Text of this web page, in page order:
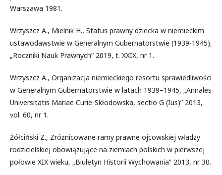
Warszawa 1981.
Wrzyszcz A., Mielnik H., Status prawny dziecka w niemieckim
ustawodawstwie w Generalnym Gubernatorstwie (1939-1945),
„Roczniki Nauk Prawnych” 2019, t. XXIX, nr 1.
Wrzyszcz A., Organizacja niemieckiego resortu sprawiedliwości
w Generalnym Gubernatorstwie w latach 1939–1945, „Annales
Universitatis Mariae Curie-Skłodowska, sectio G (Ius)” 2013,
vol. 60, nr 1.
Żółciński Z., Zróżnicowane ramy prawne ojcowskiej władzy
rodzicielskiej obowiązujące na ziemiach polskich w pierwszej
połowie XIX wieku, „Biuletyn Historii Wychowania” 2013, nr 30.